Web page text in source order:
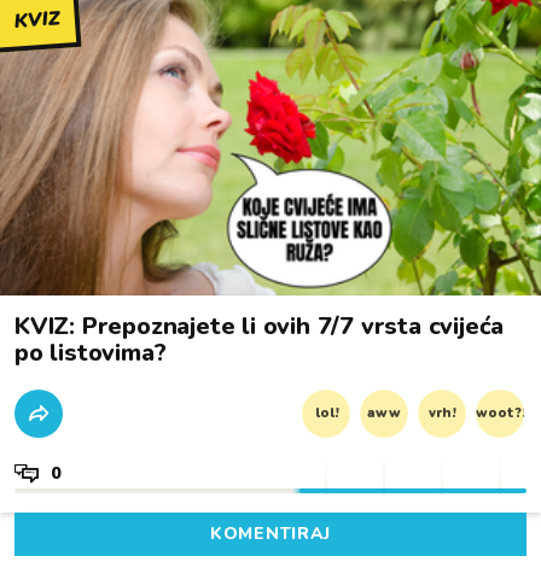
KVIZ
KVIZ: Prepoznajete li ovih 7/7 vrsta cvijeća
po listovima?
lol! aww vrh! woot?!
0
KOMENTIRAJ